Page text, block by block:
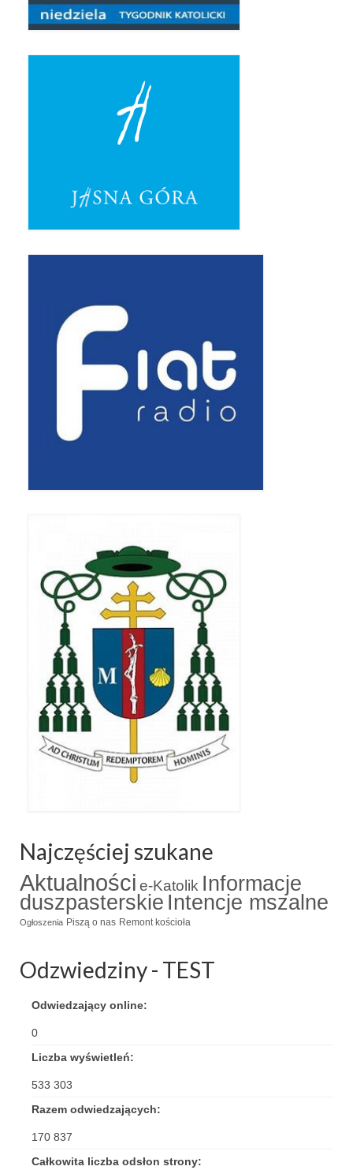
GODZINA ŚWIĘTA W ŚWIĘTO
MIŁOSIERDZIA BOŻEGO
Galerie 2019
Pasterka 2019
Posługa Siostry Elekty
Uroczystość Św. Jakuba Ap 2019
Imieniny Ks Kanonika
Wigilia Paschalna 2019
Wielki Piątek 2019
Wielki Czwartek 2019
Wyklętych” 2019
Pielęgnacja drzew
Nasza parafia z lotu ptaka
Stare fotografie
Galerie 2018
Pasterka 2018
100 lecie Niepodległości
Triduum Św. St. Kostka 2018
Narodowy Dzień Pamięci “Żołnierzy
Wyklętych” 2018
Galerie 2017
Kancelaria
Zaprzyjaźnione strony
Kontakt
Najczęściej szukane
Aktualności e-Katolik Informacje
duszpasterskie Intencje mszalne
Ogłoszenia Piszą o nas Remont kościoła
Odzwiedziny - TEST
Odwiedzający online:
0
Liczba wyświetleń:
533 303
Razem odwiedzających:
170 837
Całkowita liczba odsłon strony: